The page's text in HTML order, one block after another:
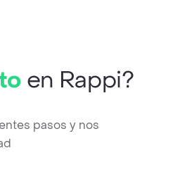
en Rappi?
pasos y nos